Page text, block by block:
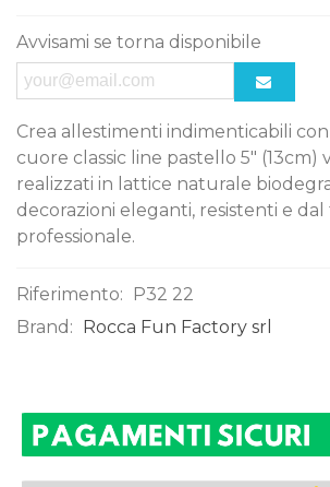
Avvisami se torna disponibile
Crea allestimenti indimenticabili
cuore classic line pastello 5" (13cm)
realizzati in lattice naturale
decorazioni eleganti, resistenti e
professionale.
Riferimento: P32 22
Brand: Rocca Fun Factory srl